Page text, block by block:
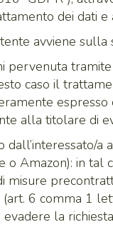
dei dati
avviene sulla
pervenuta tramite
caso il
alla titolare di
Amazon): in tal
misure
6 comma 1
la